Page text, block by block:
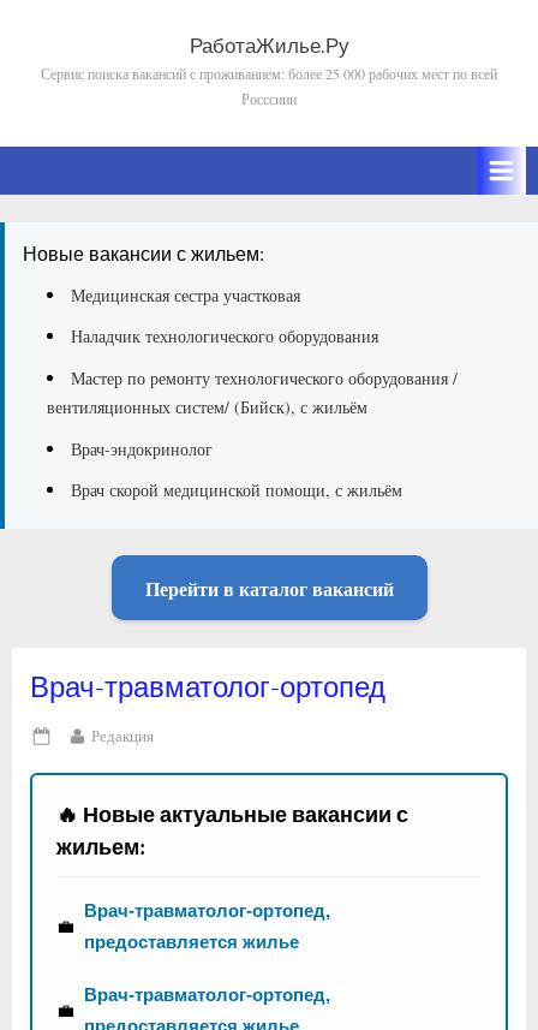
content
РаботаЖилье.Ру
Сервис поиска вакансий с проживанием: более 25 000 рабочих мест по всей
Росссиии
Новые вакансии с жильем:
Медицинская сестра участковая
Наладчик технологического оборудования
Мастер по ремонту технологического оборудования /
вентиляционных систем/ (Бийск), с жильём
Врач-эндокринолог
Врач скорой медицинской помощи, с жильём
Перейти в каталог вакансий
Врач-травматолог-ортопед
Posted
on
By
Редакция
🔥 Новые актуальные вакансии с
жильем:
💼
Врач-травматолог-ортопед,
предоставляется жилье
💼
Врач-травматолог-ортопед,
предоставляется жилье